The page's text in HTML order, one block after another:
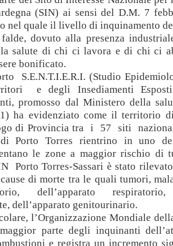
(SIN) ai sensi del D.M. 7
nel quale il livello di inquinamento
dovuto alla presenza
salute di chi ci lavora e di chi ci
bonificato.
S.E.N.T.I.E.R.I. (Studio
e degli Insediamenti
promosso dal Ministero della
ha evidenziato come il territorio
di Provincia tra i 57 siti
Porto Torres rientrino in uno
le zone a maggior rischio di
Porto Torres-Sassari è stato
di morte tra le quali tumori,
dell’apparato respiratorio,
dell’apparato genitourinario.
l’Organizzazione Mondiale
parte degli inquinanti
e registra un incremento